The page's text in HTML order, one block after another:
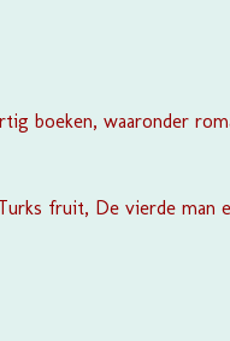
boeken, waaronder
fruit, De vierde man